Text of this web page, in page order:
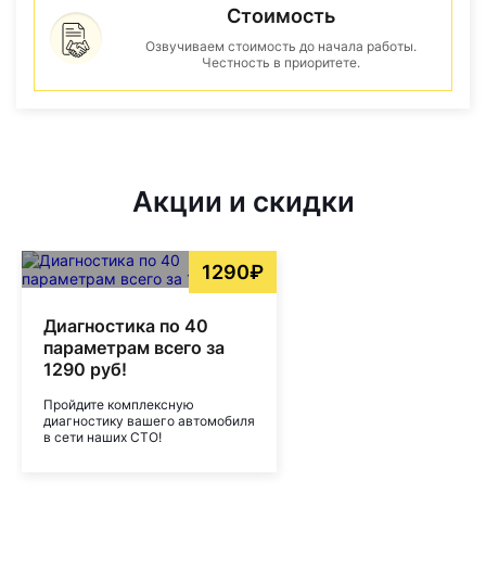
Стоимость
Озвучиваем стоимость до начала работы.
Честность в приоритете.
Акции и скидки
1290₽
Диагностика по 40
параметрам всего за
1290 руб!
Пройдите комплексную
диагностику вашего автомобиля
в сети наших СТО!